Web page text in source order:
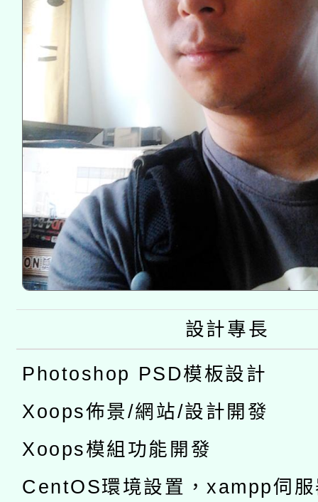
設計專長
Photoshop PSD模板設計
Xoops佈景/網站/設計開發
Xoops模組功能開發
CentOS環境設置，xampp伺